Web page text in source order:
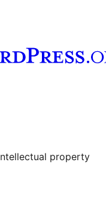
account
property